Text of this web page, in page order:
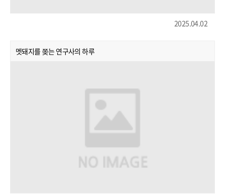
2025.04.02
멧돼지를 쫒는 연구사의 하루